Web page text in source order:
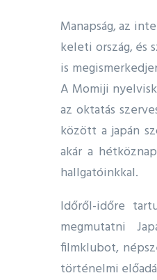
Manapság, az
keleti ország, és
is
A Momiji
az oktatás
között a japán
akár a
hallgatóinkkal.
Időről-időre
megmutatni
filmklubot,
történelmi